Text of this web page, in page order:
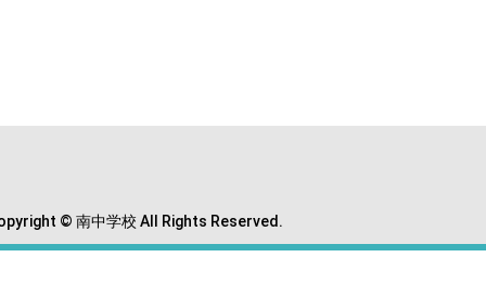
© 南中学校 All Rights Reserved.